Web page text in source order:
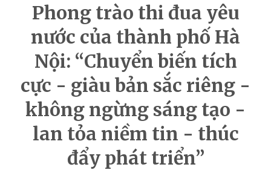
Phong trào thi đua yêu
nước của thành phố Hà
Nội: “Chuyển biến tích
cực - giàu bản sắc riêng -
không ngừng sáng tạo -
lan tỏa niềm tin - thúc
đẩy phát triển”